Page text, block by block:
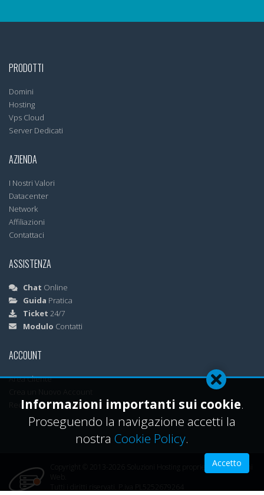
PRODOTTI
Domini
Hosting
Vps Cloud
Server Dedicati
AZIENDA
I Nostri Valori
Datacenter
Network
Affiliazioni
Contattaci
ASSISTENZA
Chat Online
Guida Pratica
Ticket 24/7
Modulo Contatti
ACCOUNT
Area Cliente
Recupera Password
Copyright © 2013-2026 Soluzioni Hosting proprietà ML Soluzioni
Tutti i diritti riservati. P.iva PL5252679264
Informazioni importanti sui cookie.
Proseguendo la navigazione accetti la
nostra Cookie Policy.
Accetto